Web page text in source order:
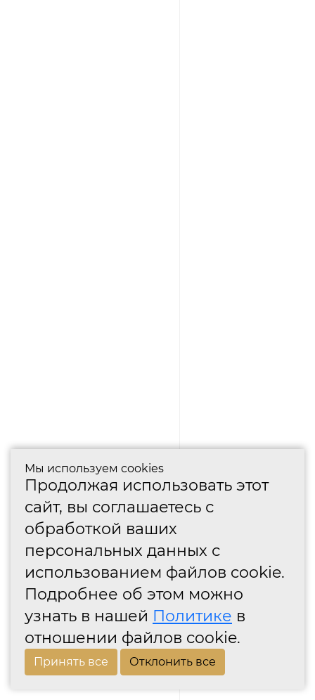
Мы используем cookies
Продолжая использовать этот
сайт, вы соглашаетесь с
обработкой ваших
персональных данных с
использованием файлов cookie.
Подробнее об этом можно
узнать в нашей Политике в
отношении файлов cookie.
Принять все Отклонить все